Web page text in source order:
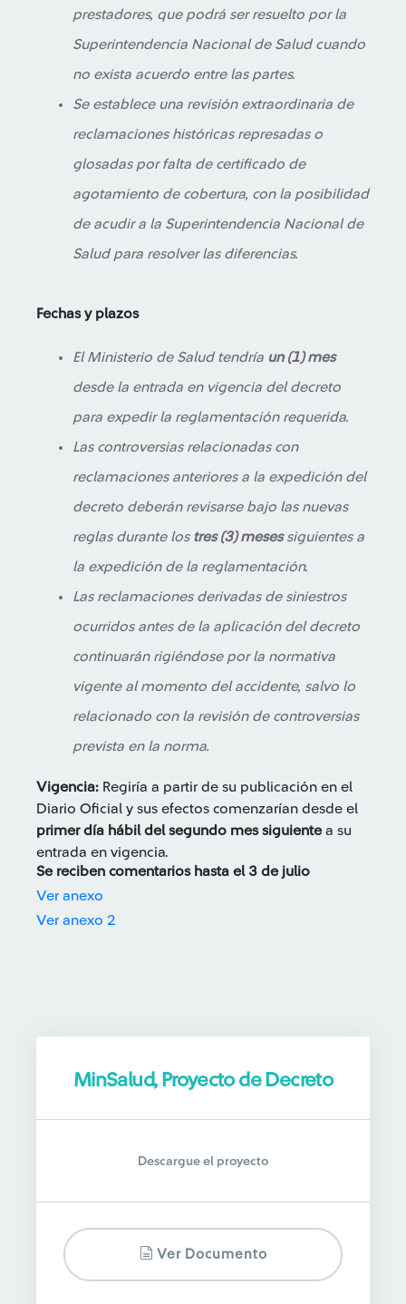
prestadores, que podrá ser resuelto por la
Superintendencia Nacional de Salud cuando
no exista acuerdo entre las partes.
Se establece una revisión extraordinaria de
reclamaciones históricas represadas o
glosadas por falta de certificado de
agotamiento de cobertura, con la posibilidad
de acudir a la Superintendencia Nacional de
Salud para resolver las diferencias.
Fechas y plazos
El Ministerio de Salud tendría un (1) mes
desde la entrada en vigencia del decreto
para expedir la reglamentación requerida.
Las controversias relacionadas con
reclamaciones anteriores a la expedición del
decreto deberán revisarse bajo las nuevas
reglas durante los tres (3) mesessiguientes a
la expedición de la reglamentación.
Las reclamaciones derivadas de siniestros
ocurridos antes de la aplicación del decreto
continuarán rigiéndose por la normativa
vigente al momento del accidente, salvo lo
relacionado con la revisión de controversias
prevista en la norma.
Vigencia: Regiría a partir de su publicación en el
Diario Oficial y sus efectos comenzarían desde el
primer día hábil del segundo mes siguientea su
entrada en vigencia.
Se reciben comentarios hasta el 3 de julio
Ver anexo
Ver anexo 2
MinSalud, Proyecto de Decreto
Descargue el proyecto
Ver Documento